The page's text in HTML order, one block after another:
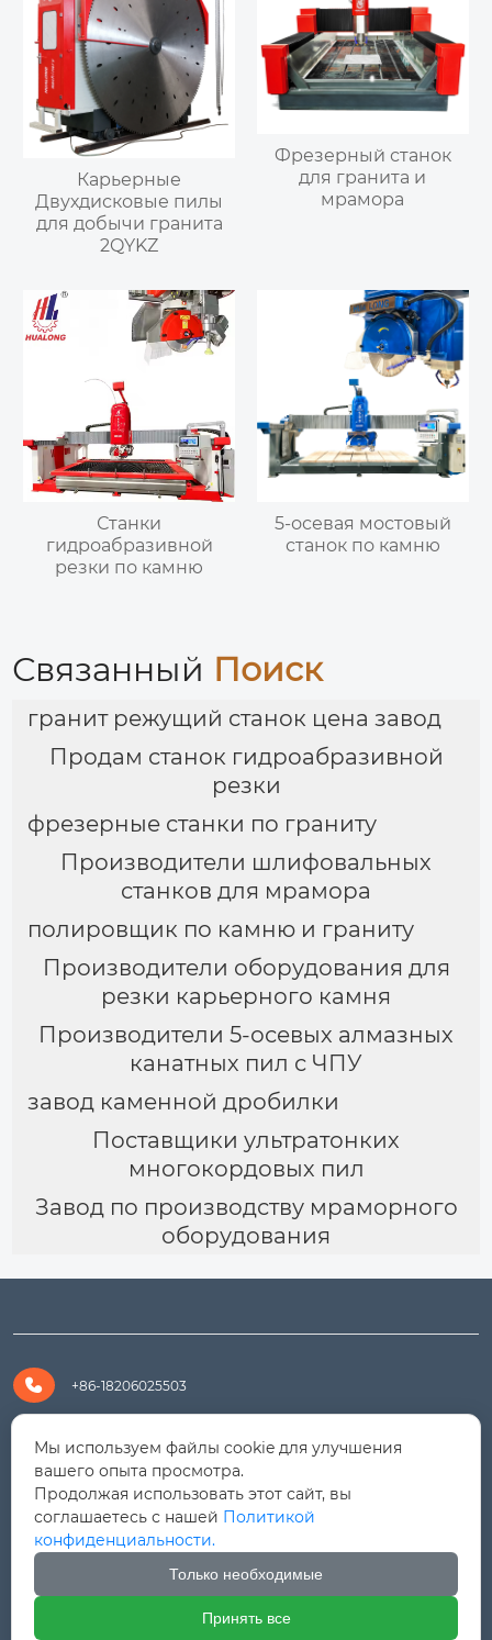
Карьерные
Двухдисковые пилы
для добычи гранита
2QYKZ
Фрезерный станок
для гранита и
мрамора
Станки
гидроабразивной
резки по камню
5-осевая мостовый
станок по камню
Связанный Поиск
гранит режущий станок цена завод
Продам станок гидроабразивной
резки
фрезерные станки по граниту
Производители шлифовальных
станков для мрамора
полировщик по камню и граниту
Производители оборудования для
резки карьерного камня
Производители 5-осевых алмазных
канатных пил с ЧПУ
завод каменной дробилки
Поставщики ультратонких
многокордовых пил
Завод по производству мраморного
оборудования
 +86-18206025503
 +8618206025503
 yanali@hualongm.com

351144, Китай, пров.Фуцзянь, г. Путянь, район Личэн,
промышленная зона Хуанши

Мы используем файлы cookie для улучшения
вашего опыта просмотра.
Продолжая использовать этот сайт, вы
соглашаетесь с нашей Политикой
конфиденциальности.
Только необходимые
Принять все